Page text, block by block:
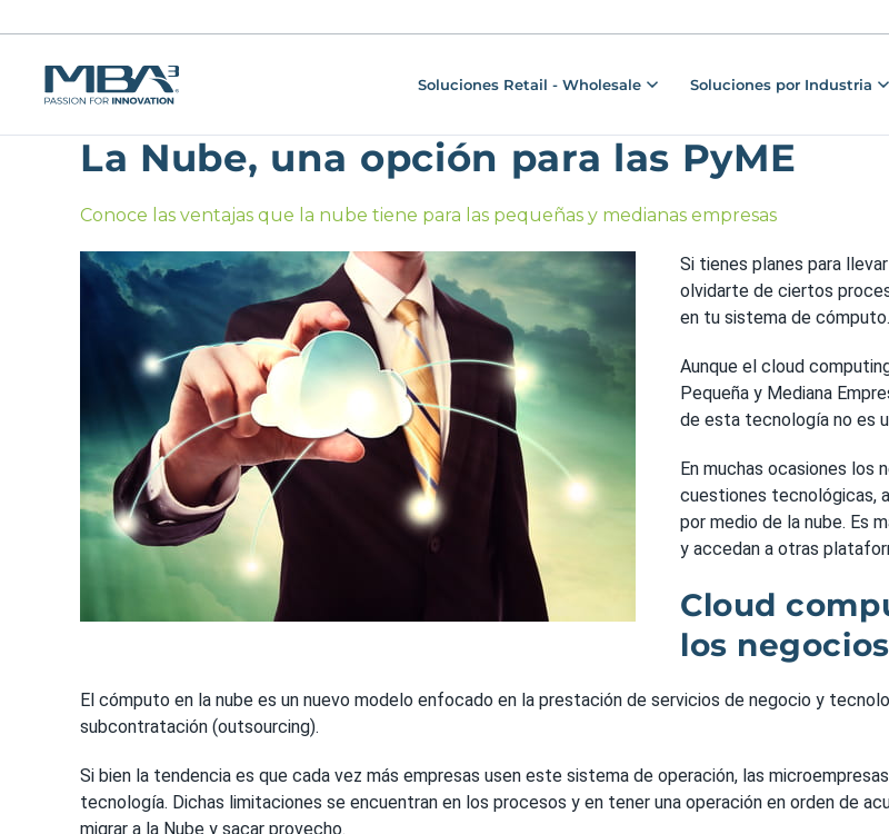
Soluciones Retail - Wholesale Soluciones por Industria
La Nube, una opción para las PyME
Conoce las ventajas que la nube tiene para las pequeñas y medianas empresas
Si tienes planes para
olvidarte de ciertos
en tu sistema de cómputo.
Aunque el cloud
Pequeña y Mediana
de esta tecnología no es
En muchas ocasiones
cuestiones tecnológicas,
por medio de la nube. Es
y accedan a otras
Cloud
los negocios
El cómputo en la nube es un nuevo modelo enfocado en la prestación de servicios de negocio y
subcontratación (outsourcing).
Si bien la tendencia es que cada vez más empresas usen este sistema de operación, las
tecnología. Dichas limitaciones se encuentran en los procesos y en tener una operación en orden de
migrar a la Nube y sacar provecho.